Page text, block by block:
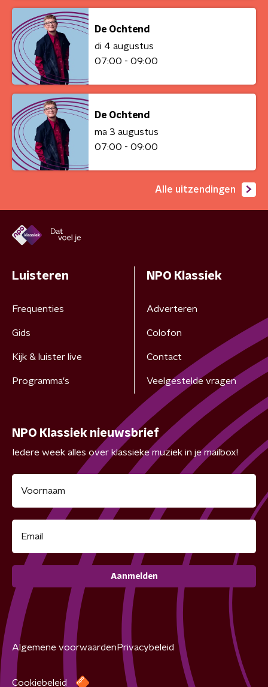
De Ochtend
di 4 augustus
07:00 - 09:00
De Ochtend
ma 3 augustus
07:00 - 09:00
Alle uitzendingen
Luisteren
Frequenties
Gids
Kijk & luister live
Programma's
NPO Klassiek
Adverteren
Colofon
Contact
Veelgestelde vragen
NPO Klassiek nieuwsbrief
Iedere week alles over klassieke muziek in je mailbox!
Aanmelden
Algemene voorwaarden Privacybeleid
Cookiebeleid